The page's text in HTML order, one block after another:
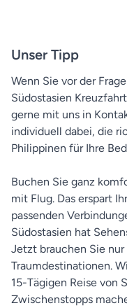
Unser Tipp
Wenn Sie vor der
Südostasien
gerne mit uns in
individuell dabei, die
Philippinen für Ihre
Buchen Sie ganz
mit Flug. Das erspart
passenden
Südostasien hat
Jetzt brauchen Sie
Traumdestinationen.
15-Tägigen Reise von
Zwischenstopps